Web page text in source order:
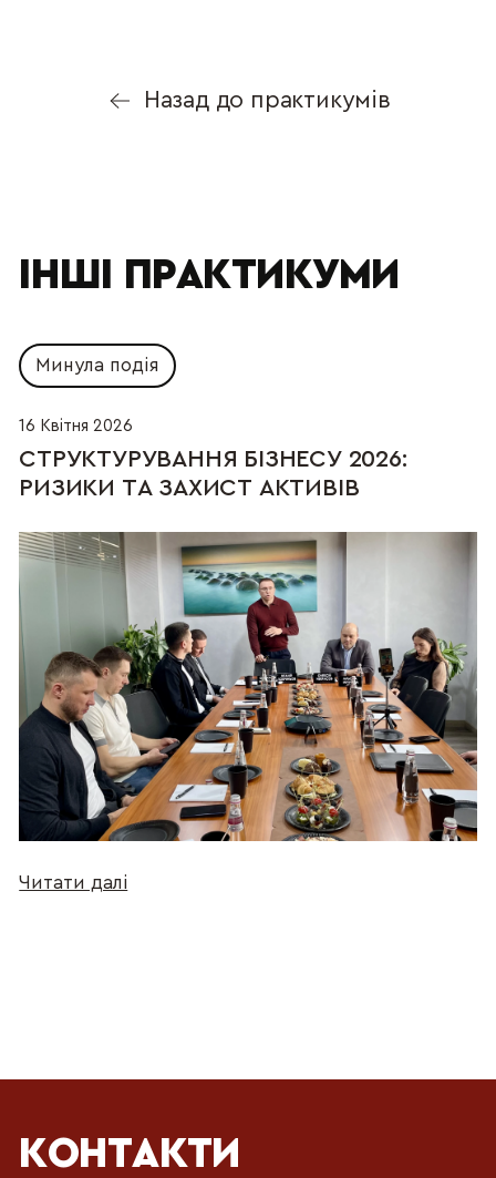
Назад до практикумів
ІНШІ ПРАКТИКУМИ
Минула подія
16 Квітня 2026
СТРУКТУРУВАННЯ БІЗНЕСУ 2026:
РИЗИКИ ТА ЗАХИСТ АКТИВІВ
Читати далі
КОНТАКТИ